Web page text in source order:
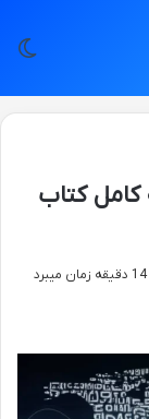
کتاب